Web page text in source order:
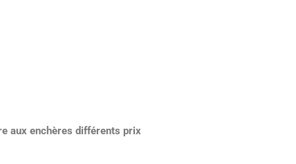
aux enchères différents prix